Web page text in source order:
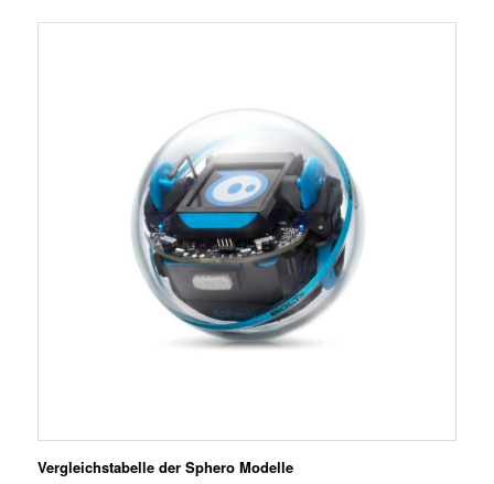
Vergleichstabelle der Sphero Modelle